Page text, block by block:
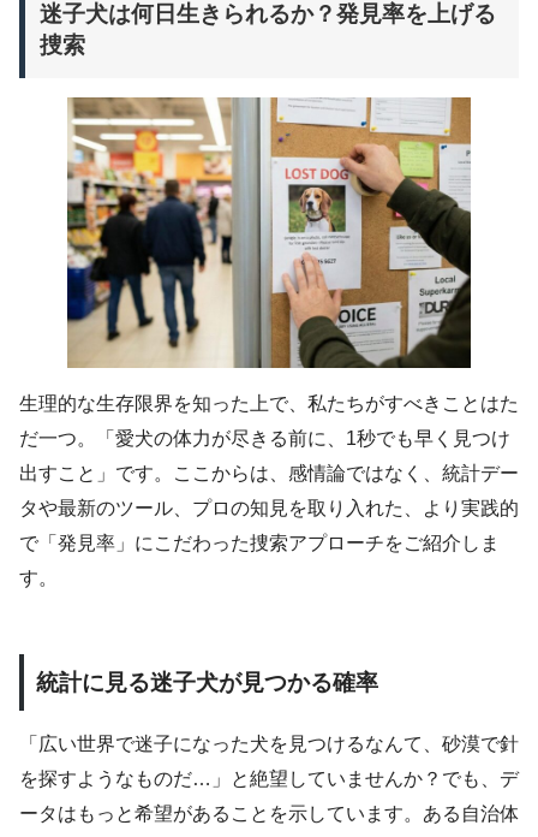
迷子犬は何日生きられるか？発見率を上げる
捜索
生理的な生存限界を知った上で、私たちがすべきことはた
だ一つ。「愛犬の体力が尽きる前に、1秒でも早く見つけ
出すこと」です。ここからは、感情論ではなく、統計デー
タや最新のツール、プロの知見を取り入れた、より実践的
で「発見率」にこだわった捜索アプローチをご紹介しま
す。
統計に見る迷子犬が見つかる確率
「広い世界で迷子になった犬を見つけるなんて、砂漠で針
を探すようなものだ…」と絶望していませんか？でも、デ
ータはもっと希望があることを示しています。ある自治体